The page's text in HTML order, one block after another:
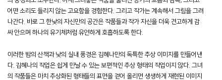
어떤 소리도 들리지 않는 고요함을 경험한다. 그리고 작가는 계속해서 그림을 그려
나간다. 바로 그 한낮의 자신만의 공간은 작품들과 작가 자신을 더욱 견고하게 감
싸 안으며 하나의 유기체처럼 유연하게 호흡하도록 한다.
이러한 밤의 산책과 낮의 실내 풍경은 김혜나만의 독특한 추상 이미지를 만들어낸
다. 김혜나의 작업은 쉽게 만날 수 있는 보편적인 추상 형태의 작업이지 않다. 그녀
의 작품들은 마치 추상화된 형태들의 표면을 걷어 올리면 생생하게 재현된 이미지